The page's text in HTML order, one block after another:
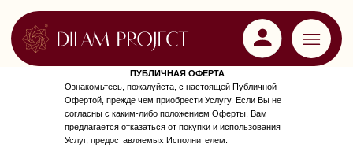
ПУБЛИЧНАЯ ОФЕРТА
Ознакомьтесь, пожалуйста, с настоящей Публичной
Офертой, прежде чем приобрести Услугу. Если Вы не
согласны с каким-либо положением Оферты, Вам
предлагается отказаться от покупки и использования
Услуг, предоставляемых Исполнителем.